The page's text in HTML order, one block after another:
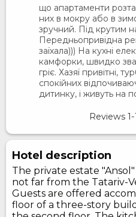
що апартаменти
них в мокру або в
зручний. Під крутим
Передньопривідна
заїхала))) На кухні
камфорки, швидко
гріє. Хазяї привітні,
спокійних
дитинку, і живуть на
Reviews
Hotel description
The private estate
not far from the Tatariv-
Guests are offered
floor of a three-story